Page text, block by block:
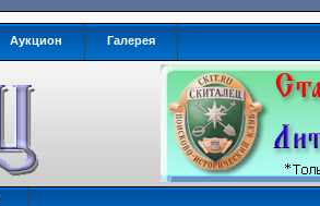
Аукцион Галерея